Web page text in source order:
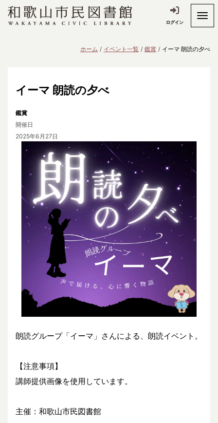
ログイン
ホーム イベント一覧 鑑賞 イーマ 朗読の夕べ
イーマ 朗読の夕べ
鑑賞
開催日
2025年6月27日
朗読グループ「イーマ」さんによる、朗読イベント。
【注意事項】
講師提供画像を使用しています。
主催：和歌山市民図書館